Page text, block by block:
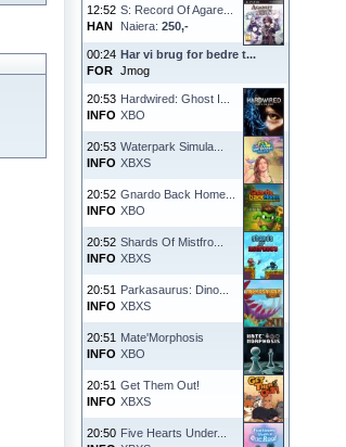
12:52
HAN
S: Record Of Agare...
Naiera: 250,-
00:24
FOR
Har vi brug for bedre t...
Jmog
20:53
INFO
Hardwired: Ghost I...
XBO
20:53
INFO
Waterpark Simula...
XBXS
20:52
INFO
Gnardo Back Home...
XBO
20:52
INFO
Shards Of Mistfro...
XBXS
20:51
INFO
Parkasaurus: Dino...
XBXS
20:51
INFO
Mate'Morphosis
XBO
20:51
INFO
Get Them Out!
XBXS
20:50 Five Hearts Under...